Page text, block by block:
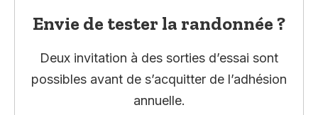
Envie de tester la randonnée ?
Deux invitation à des sorties d’essai sont
possibles avant de s’acquitter de l’adhésion
annuelle.